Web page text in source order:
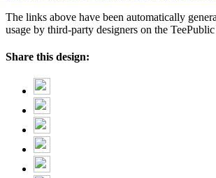
The links above have been automatically
usage by third-party designers on the
Share this design: